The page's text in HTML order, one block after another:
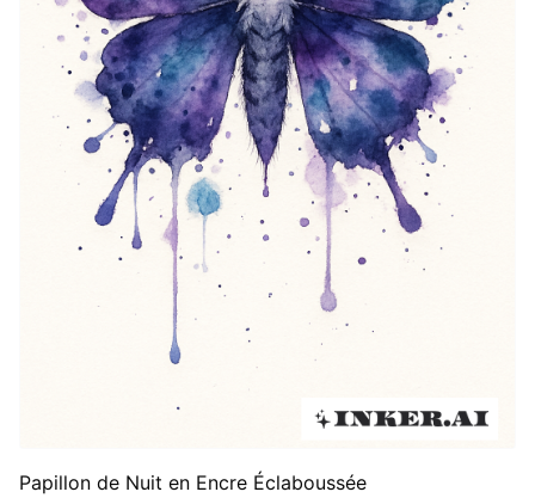
Papillon de Nuit en Encre Éclaboussée